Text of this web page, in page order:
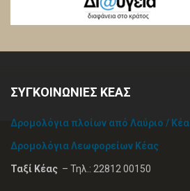
ΣΥΓΚΟΙΝΩΝΙΕΣ ΚΕΑΣ
Δρομολόγια πλοίων από Λαύριο / Κέα
Δρομολόγια Λεωφορείων Κέας
Ταξί Κέας – Τηλ.: 22812 00150